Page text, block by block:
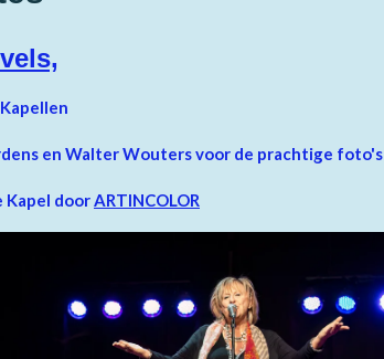
en Walter Wouters voor de prachtige foto's
Kapel doorARTINCOLOR